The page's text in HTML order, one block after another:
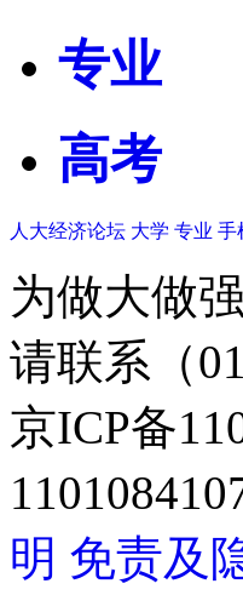
专业
高考
人大经济论坛 大学 专业 手
为做大做
请联系（
京ICP备
明 免责及